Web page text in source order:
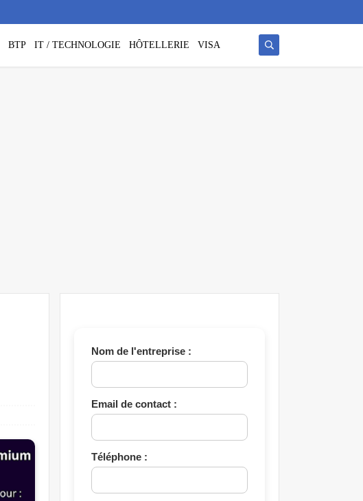
BTP IT / TECHNOLOGIE HÔTELLERIE VISA
Nom de l'entreprise :
Email de contact :
Téléphone :